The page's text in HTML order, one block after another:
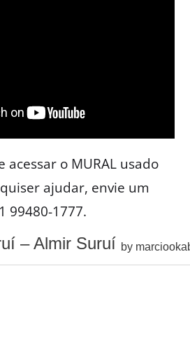
acessar o MURAL usado
ajudar, envie um
99480-1777.
– Almir Suruí by